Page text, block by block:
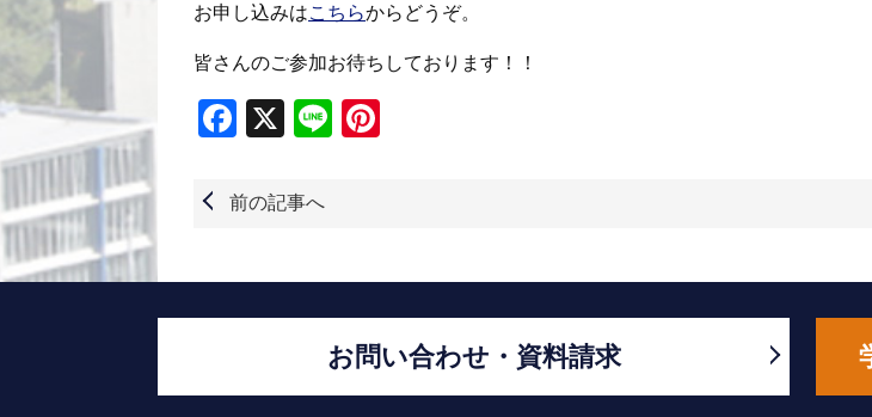
お申し込みはこちらからどうぞ。
皆さんのご参加お待ちしております！！
Facebook
X Line
前の記事へ
お問い合わせ・資料請求